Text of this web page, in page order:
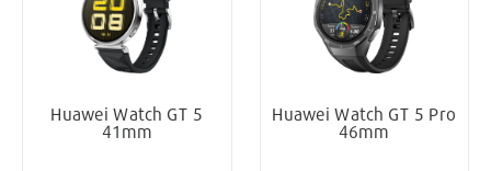
Huawei Watch GT 5
41mm
Huawei Watch GT 5 Pro
46mm